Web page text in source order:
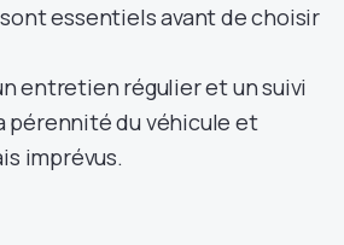
essentiels avant de choisir
entretien régulier et un suivi
pérennité du véhicule et
imprévus.